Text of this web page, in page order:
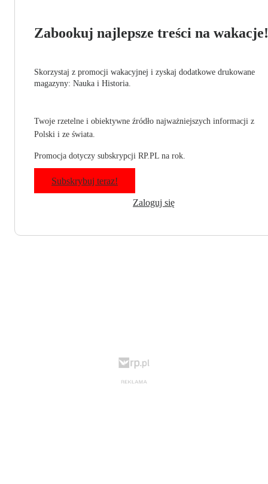
Zabookuj najlepsze treści na wakacje!
Skorzystaj z promocji wakacyjnej i zyskaj dodatkowe drukowane
magazyny: Nauka i Historia.
Twoje rzetelne i obiektywne źródło najważniejszych informacji z
Polski i ze świata.
Promocja dotyczy subskrypcji RP.PL na rok.
Subskrybuj teraz!
Zaloguj się